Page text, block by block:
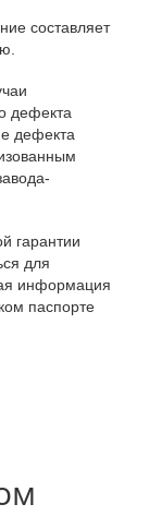
составляет
дефекта
дефекта
гарантии
для
информация
паспорте